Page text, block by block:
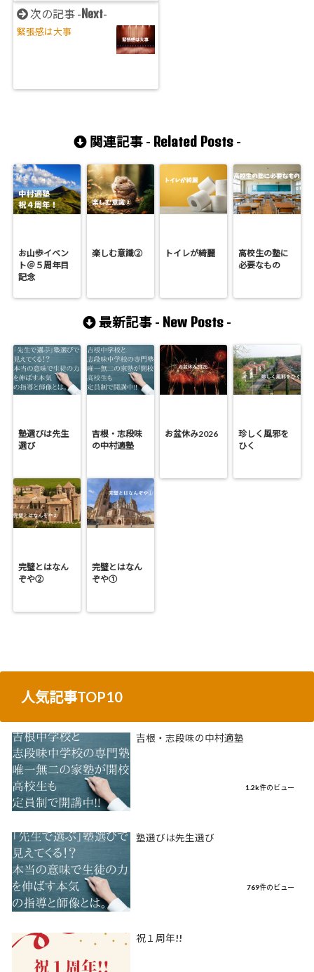
次の記事 -Next-
緊張感は大事
関連記事 - Related Posts-
お山歩イベン
ト＠５周年目
記念
楽しむ意識② トイレが綺麗
高校生の塾に
必要なもの
最新記事 - New Posts -
塾選びは先生
選び
吉根・志段味
の中村適塾
お盆休み2026
珍しく風邪を
ひく
完璧とはなん
ぞや②
完璧とはなん
ぞや①
人気記事TOP10
吉根・志段味の中村適塾
1.2k件のビュー
塾選びは先生選び
769件のビュー
祝１周年!!